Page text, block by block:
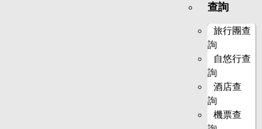
查詢
旅行團查
詢
自悠行查
詢
酒店查
詢
機票查